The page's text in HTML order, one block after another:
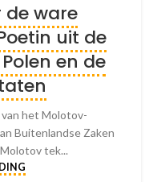
de ware
uit de
en de
het Molotov-
Buitenlandse Zaken
tek...